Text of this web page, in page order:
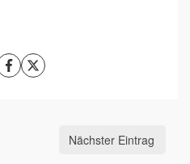
Nächster Eintrag